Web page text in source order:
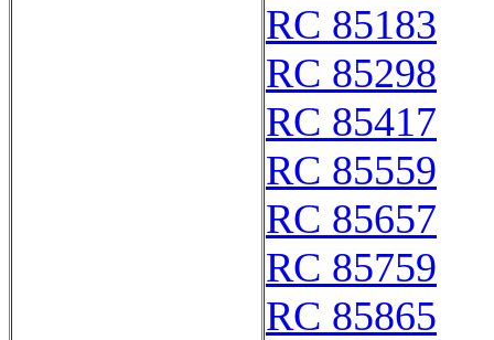
RC 85183
RC 85298
RC 85417
RC 85559
RC 85657
RC 85759
RC 85865